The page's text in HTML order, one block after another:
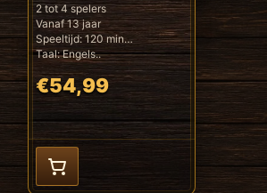
2 tot 4 spelers
Vanaf 13 jaar
Speeltijd: 120 min
Taal: Engels..
€54,99